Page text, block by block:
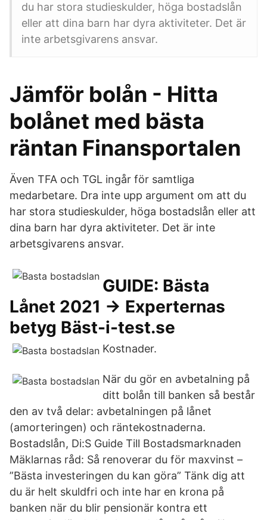
du har stora studieskulder, höga bostadslån
eller att dina barn har dyra aktiviteter. Det är
inte arbetsgivarens ansvar.
Jämför bolån - Hitta
bolånet med bästa
räntan Finansportalen
Även TFA och TGL ingår för samtliga
medarbetare. Dra inte upp argument om att du
har stora studieskulder, höga bostadslån eller att
dina barn har dyra aktiviteter. Det är inte
arbetsgivarens ansvar.
GUIDE: Bästa
Lånet 2021 → Experternas
betyg Bäst-i-test.se
Kostnader.
När du gör en avbetalning på
ditt bolån till banken så består
den av två delar: avbetalningen på lånet
(amorteringen) och räntekostnaderna.
Bostadslån, Di:S Guide Till Bostadsmarknaden
Mäklarnas råd: Så renoverar du för maxvinst –
”Bästa investeringen du kan göra” Tänk dig att
du är helt skuldfri och inte har en krona på
banken när du blir pensionär kontra ett